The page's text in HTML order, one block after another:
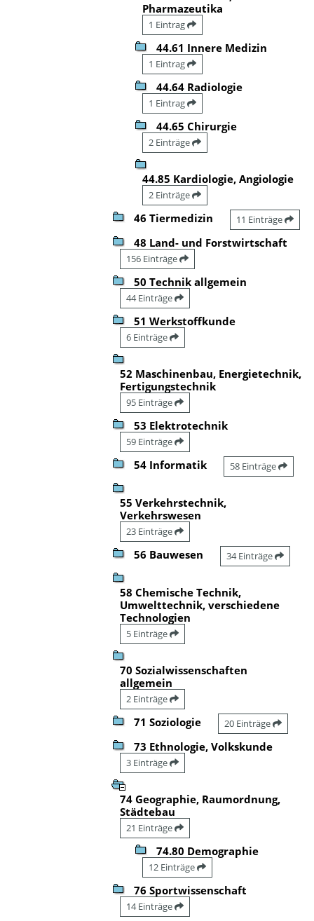
Pharmazeutika
1 Eintrag
44.61 Innere Medizin
1 Eintrag
44.64 Radiologie
1 Eintrag
44.65 Chirurgie
2 Einträge
44.85 Kardiologie, Angiologie
2 Einträge
46 Tiermedizin 11 Einträge
48 Land- und Forstwirtschaft
156 Einträge
50 Technik allgemein
44 Einträge
51 Werkstoffkunde
6 Einträge
52 Maschinenbau, Energietechnik,
Fertigungstechnik
95 Einträge
53 Elektrotechnik
59 Einträge
54 Informatik 58 Einträge
55 Verkehrstechnik,
Verkehrswesen
23 Einträge
56 Bauwesen 34 Einträge
58 Chemische Technik,
Umwelttechnik, verschiedene
Technologien
5 Einträge
70 Sozialwissenschaften
allgemein
2 Einträge
71 Soziologie 20 Einträge
73 Ethnologie, Volkskunde
3 Einträge
74 Geographie, Raumordnung,
Städtebau
21 Einträge
74.80 Demographie
12 Einträge
76 Sportwissenschaft
14 Einträge